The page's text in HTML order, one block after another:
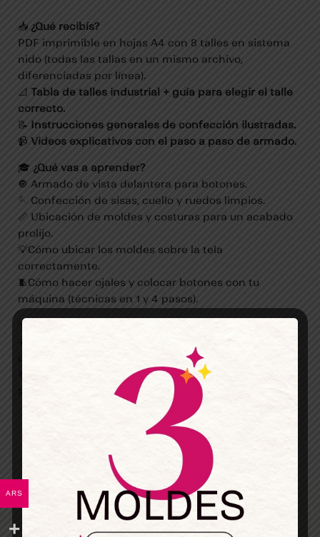
📥 ¿Qué recibís?
PDF imprimible en hojas A4 con 8 talles en sistema
nido (todas las tallas en un mismo archivo,
diferenciadas por línea).
📐 Tabla de talles industrial + guía para elegir el talle
correcto.
📝 Instrucciones generales de confección ilustradas.
📹 Videos explicativos con el paso a paso de armado.
🎓 ¿Qué vas a aprender?
🔘 Armado de vista delantera para botones.
🪡 Confección de sisas, cuello y ruedos limpios.
📏 Ubicación de moldes y costuras para un acabado
prolijo.
💡Cómo ubicar los moldes sobre la tela
correctamente.
🧵Cómo hacer ojales y colocar botones con tu
máquina (técnicas en 1 y 4 pasos).
💡
☀️ Ideal para primavera/verano: fresco, suelto y
🎯 Fácil de combinar con zapatillas o sandalias.
✂️Adaptable, podes hacerlo largo o corto.
Los más elegidos
ARS